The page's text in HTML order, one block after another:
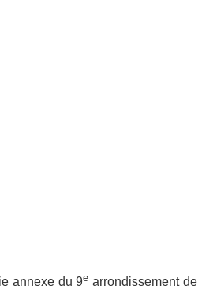
annexe du 9e arrondissement de